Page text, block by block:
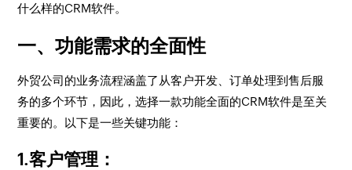
什么样的CRM软件。
一、功能需求的全面性
外贸公司的业务流程涵盖了从客户开发、订单处理到售后服
务的多个环节，因此，选择一款功能全面的CRM软件是至关
重要的。以下是一些关键功能：
1.客户管理 ：